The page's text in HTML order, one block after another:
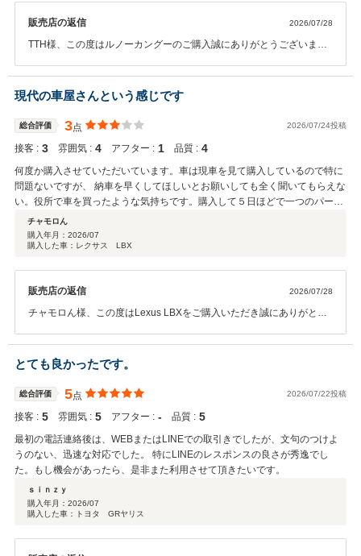
ばぜひお願いしたいです。
販売店の返信 2026/07/28
TTH様、この度はルノーカングーのご購入誠にありがとうございまし
店ではご利用のお客様への連絡手段は基本的にLINEやメールを中心に
使用しておりますが、 これはTTH様が評価してくださったように、後
からでも見返せるようにするためというのが大きな理由のひとつで
す。 今回はご遠方から実車を見ないでのご購入という形ではございま
したが、ご納車までご満足いただけたとの事で、当店としてもとても
誇らしく思います^ ^ 当店では今後も厳選した高品質のお車を仕入れ続
けてまいりますので、ぜひまたの機会がございましたらお気軽にお声
がけくださいませ♪ TTH様のカーライフが素敵な日々であります事
を、スタッフ一同心より願っております。 今後ともパッカーズをよろ
現代の車屋さんという感じです
総合評価 3点 2026/07/24投稿
接客 : 3 雰囲気 : 4 アフター : 1 品質 : 4
何度か購入させていただいています。車は現車を見て購入しているので特に
問題ないですが、 納車を早くしてほしいとお願いしても全く聞いてもらえな
い。役所で車を買ったような気持ちです。購入して５日ほどで一つのパーツ
が脱落して無くなってしまいました。お店に問い合わせると 「外れやすいパ
ーツとなっており、ご入用でしたらディーラーに相談して下さい」
と・・・ 基本現状 販売のお店なんで仕方ないですが、もう少し言い方ない
チャモロん
購入年月： 2026/07
購入した車：レクサス LBX
販売店の返信 2026/07/28
チャモロん様、この度はLexus LBXをご購入いただき誠にありがとう
申し上げます。 ご納車の時期に関しまして、ご希望に沿えず大変恐れ
入ります。 当店ではお客さまに安心・安全にお車にお乗りいただくた
め、必要書類のお手続き完了後、提携ディーラーにて点検・整備を行
った上でお渡しをしております。 そのためどうしても一定のお時間を
頂戴することとなり、ご満足いただけるスピード感でご納車ができな
い場合がございます。 またご納車後のパーツ脱落の件につきまして
も、ご不安な思いをさせてしまい大変心苦しく思っております。 当店
の体制やご案内方法についてご期待に沿えず、対応や説明の不十分さ
でお気持ちを損ねてしまったこと、真摯に受け止めております。 いた
合わせ時の対応方法の改善に努めてまいります。 この度は貴重なレビ
ューをいただき、誠にありがとうございました。 またの機会がござい
とても良かったです。
総合評価 5点 2026/07/22投稿
接客 : 5 雰囲気 : 5 アフター : ‐ 品質 : 5
最初の電話連絡後は、WEBまたはLINEでの取引きでしたが、文句のつけよ
うのない、迅速な対応でした。 特にLINEのレスポンスの良さが秀逸でし
た。もし機会があったら、是非また利用させて頂きたいです。
ｓｉｎｚｙ
購入年月： 2026/07
購入した車：トヨタ GRヤリス